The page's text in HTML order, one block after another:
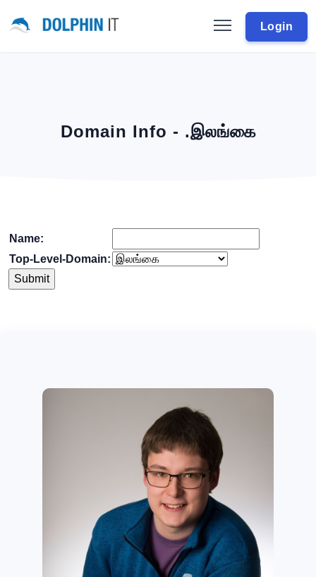
Login
Domain Info - .இலங்கை
Name:
Top-Level-Domain: